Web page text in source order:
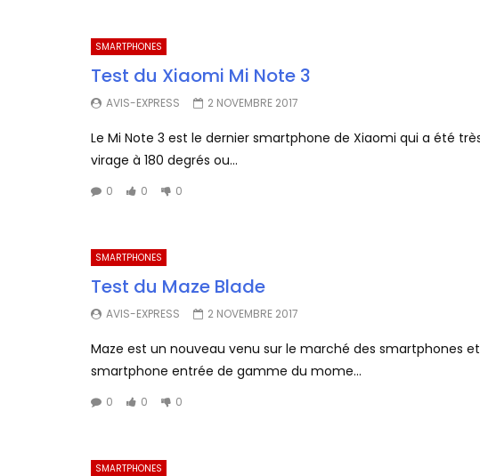
SMARTPHONES
Test du Xiaomi Mi Note 3
AVIS-EXPRESS 2 NOVEMBRE 2017
Le Mi Note 3 est le dernier smartphone de Xiaomi qui a été
virage à 180 degrés ou...
0 0 0
SMARTPHONES
Test du Maze Blade
AVIS-EXPRESS 2 NOVEMBRE 2017
Maze est un nouveau venu sur le marché des smartphones
smartphone entrée de gamme du mome...
0 0 0
SMARTPHONES